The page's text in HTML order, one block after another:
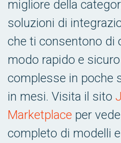
migliore della
soluzioni di
che ti consentono di
modo rapido e
complesse in poche
in mesi. Visita il sito
Marketplace per
completo di modelli